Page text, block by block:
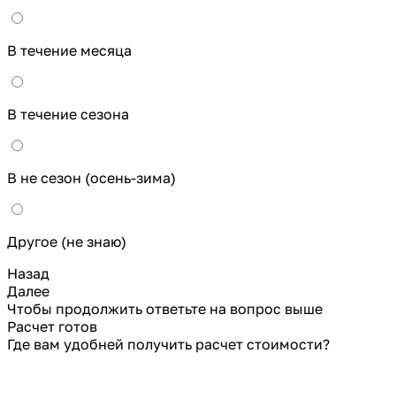
В течение месяца
В течение сезона
В не сезон (осень-зима)
Другое (не знаю)
Назад
Далее
Чтобы продолжить ответьте на вопрос выше
Расчет готов
Где вам удобней получить расчет стоимости?